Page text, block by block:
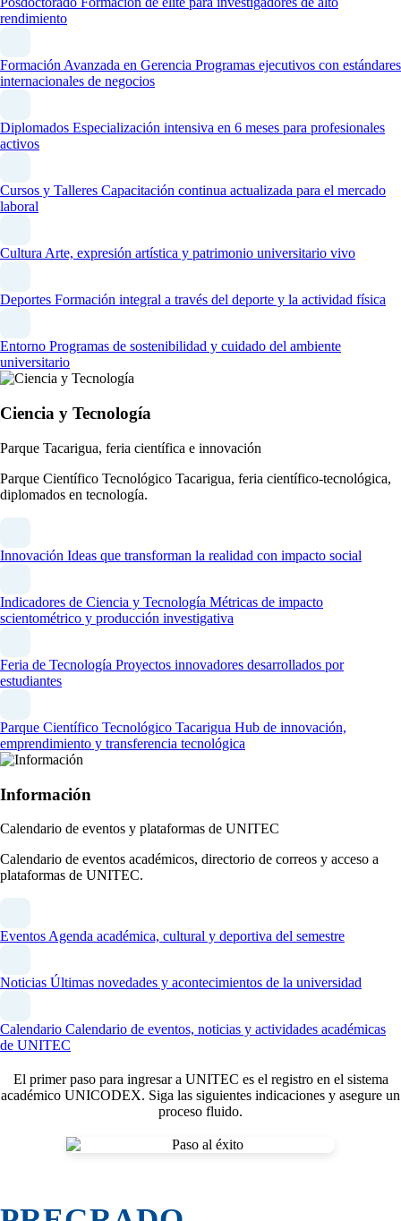
rendimiento
Formación Avanzada en Gerencia Programas ejecutivos con estándares
internacionales de negocios
Diplomados Especialización intensiva en 6 meses para profesionales
activos
Cursos y Talleres Capacitación continua actualizada para el mercado
laboral
CulturaArte, expresión artística y patrimonio universitario vivo
Deportes Formación integral a través del deporte y la actividad física
Entorno Programas de sostenibilidad y cuidado del ambiente
universitario
Ciencia y Tecnología
Parque Tacarigua, feria científica e innovación
Parque Científico Tecnológico Tacarigua, feria científico-tecnológica,
diplomados en tecnología.
Innovación Ideas que transforman la realidad con impacto social
Indicadores de Ciencia y Tecnología Métricas de impacto
scientométrico y producción investigativa
Feria de Tecnología Proyectos innovadores desarrollados por
estudiantes
Parque Científico Tecnológico Tacarigua Hub de innovación,
emprendimiento y transferencia tecnológica
Información
Calendario de eventos y plataformas de UNITEC
Calendario de eventos académicos, directorio de correos y acceso a
plataformas de UNITEC.
Eventos Agenda académica, cultural y deportiva del semestre
Noticias Últimas novedades y acontecimientos de la universidad
Calendario Calendario de eventos, noticias y actividades académicas
de UNITEC
El primer paso para ingresar a UNITEC es el registro en el sistema
académico UNICODEX. Siga las siguientes indicaciones y asegure un
proceso fluido.